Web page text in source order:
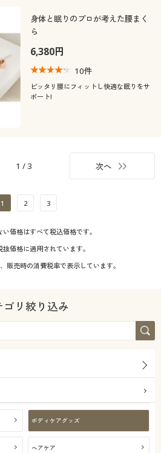
身体と眠りのプロが考えた腰まく
ら
6,380円
10件
ピッタリ腰にフィットし快適な眠りをサ
ポート!
1 /3 次へ
1 2 3
価格はすべて税込価格です。
価格に適用されています。
販売時の消費税率で表示しています。
ゴリ絞り込み
ボディケアグッズ
ヘアケア